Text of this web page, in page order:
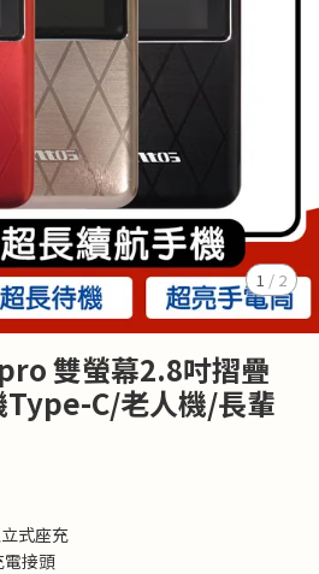
1 / 2
雙螢幕2.8吋摺疊
Type-C/老人機/長輩
式座充
接頭